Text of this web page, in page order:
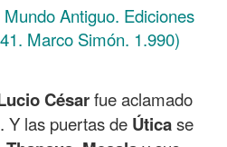
Antiguo. Ediciones
Marco Simón. 1.990)
Césarfue aclamado
Y las puertas de Úticase